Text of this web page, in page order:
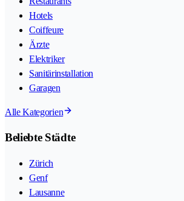
Hotels
Coiffeure
Ärzte
Elektriker
Sanitärinstallation
Garagen
Alle Kategorien
Beliebte Städte
Zürich
Genf
Lausanne